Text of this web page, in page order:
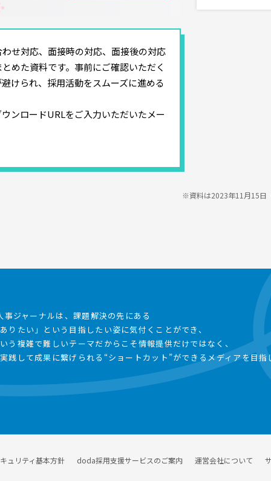
せ対応、面接時の対応、面接後の対応
めた資料です。事前にご確認いただく
けられ、採用活動をスムーズに進める
ンロードURLをご入力いただいたメー
※資料は2023年11月15日
ジャーナルは、課題解決の先にある
ありたい」という目指したい姿に気付くことができ、
う複雑で難しいテーマだからこそ情報提供だけではなく、
践して成果に繋げられる“ショートカット”ができるメディアを目指
ュリティ基本方針 doda採用支援サービスのご案内 運営会社について